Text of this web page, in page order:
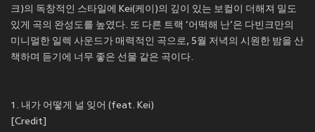
크)의 독창적인 스타일에 Kei(케이)의 깊이 있는 보컬이 더해져 밀도
있게 곡의 완성도를 높였다. 또 다른 트랙 ‘어떡해 난’은 다빈크만의
미니멀한 일렉 사운드가 매력적인 곡으로, 5월 저녁의 시원한 밤을 산
책하며 듣기에 너무 좋은 선물 같은 곡이다.
1. 내가 어떻게 널 잊어 (feat. Kei)
[Credit]